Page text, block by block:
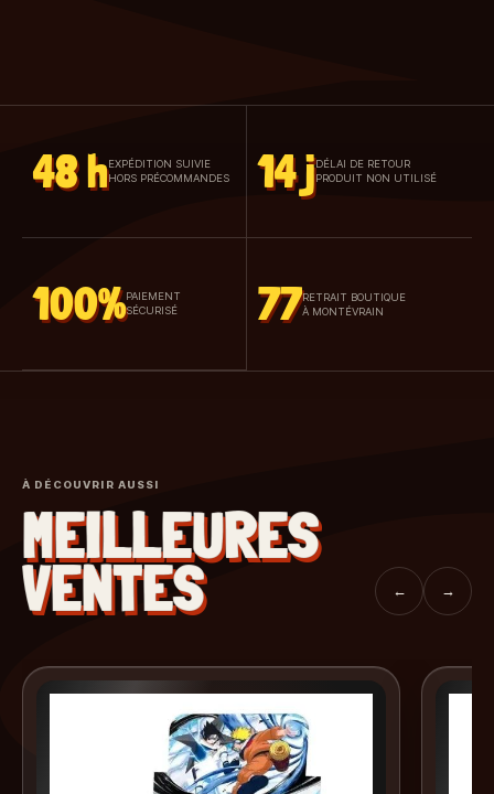
48 h EXPÉDITION SUIVIE
HORS PRÉCOMMANDES
14 jDÉLAI DE RETOUR
PRODUIT NON UTILISÉ
100% PAIEMENT
SÉCURISÉ
77RETRAIT BOUTIQUE
À MONTÉVRAIN
À DÉCOUVRIR AUSSI
MEILLEURES
VENTES ← →